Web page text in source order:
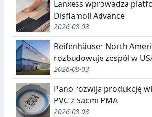
Lanxess wprowadza
Disflamoll Advance
2026-08-03
Reifenhäuser North
rozbudowuje zespół w
2026-08-03
Pano rozwija produkcję
PVC z Sacmi PMA
2026-08-03